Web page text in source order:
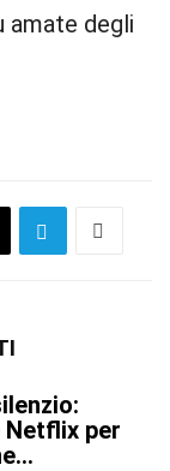
amate degli
per